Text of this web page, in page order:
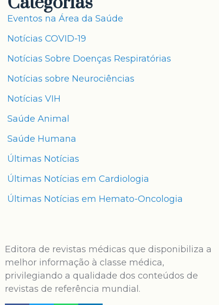
Eventos na Área da Saúde
Notícias COVID-19
Notícias Sobre Doenças Respiratórias
Notícias sobre Neurociências
Notícias VIH
Saúde Animal
Saúde Humana
Últimas Notícias
Últimas Notícias em Cardiologia
Últimas Notícias em Hemato-Oncologia
Editora de revistas médicas que disponibiliza a
melhor informação à classe médica,
privilegiando a qualidade dos conteúdos de
revistas de referência mundial.